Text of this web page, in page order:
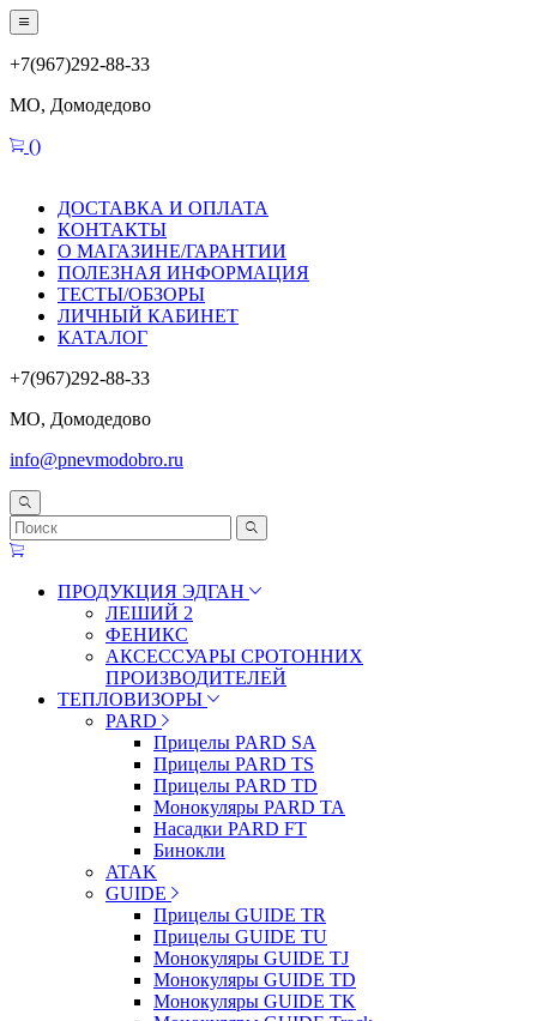
+7(967)292-88-33
МО, Домодедово
()
ДОСТАВКА И ОПЛАТА
КОНТАКТЫ
О МАГАЗИНЕ/ГАРАНТИИ
ПОЛЕЗНАЯ ИНФОРМАЦИЯ
ТЕСТЫ/ОБЗОРЫ
ЛИЧНЫЙ КАБИНЕТ
КАТАЛОГ
+7(967)292-88-33
МО, Домодедово
info@pnevmodobro.ru
ПРОДУКЦИЯ ЭДГАН
ЛЕШИЙ 2
ФЕНИКС
АКСЕССУАРЫ СРОТОННИХ
ПРОИЗВОДИТЕЛЕЙ
ТЕПЛОВИЗОРЫ
PARD
Прицелы PARD SA
Прицелы PARD TS
Прицелы PARD TD
Монокуляры PARD TA
Насадки PARD FT
Бинокли
ATAK
GUIDE
Прицелы GUIDE TR
Прицелы GUIDE TU
Монокуляры GUIDE TJ
Монокуляры GUIDE TD
Монокуляры GUIDE TK